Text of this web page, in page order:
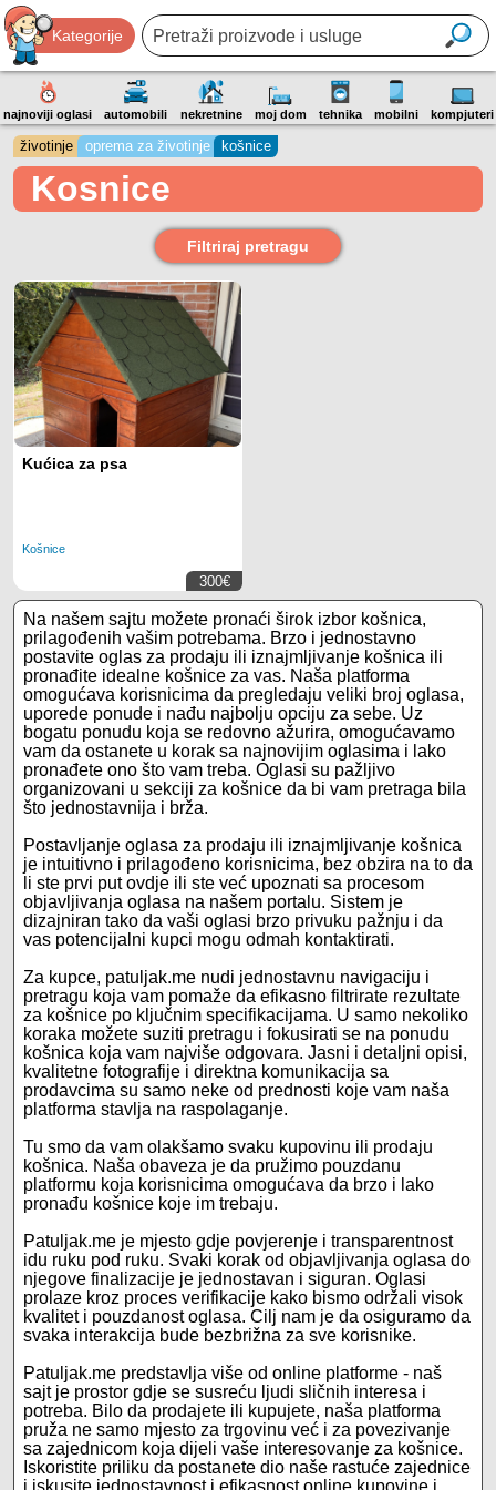
Kategorije
najnoviji oglasi automobili nekretnine moj dom tehnika mobilni kompjuteri
životinje oprema za životinje košnice
Kosnice
Filtriraj pretragu
Kućica za psa
Košnice
300€
Na našem sajtu možete pronaći širok izbor košnica,
prilagođenih vašim potrebama. Brzo i jednostavno
postavite oglas za prodaju ili iznajmljivanje košnica ili
pronađite idealne košnice za vas. Naša platforma
omogućava korisnicima da pregledaju veliki broj oglasa,
uporede ponude i nađu najbolju opciju za sebe. Uz
bogatu ponudu koja se redovno ažurira, omogućavamo
vam da ostanete u korak sa najnovijim oglasima i lako
pronađete ono što vam treba. Oglasi su pažljivo
organizovani u sekciji za košnice da bi vam pretraga bila
što jednostavnija i brža.
Postavljanje oglasa za prodaju ili iznajmljivanje košnica
je intuitivno i prilagođeno korisnicima, bez obzira na to da
li ste prvi put ovdje ili ste već upoznati sa procesom
objavljivanja oglasa na našem portalu. Sistem je
dizajniran tako da vaši oglasi brzo privuku pažnju i da
vas potencijalni kupci mogu odmah kontaktirati.
Za kupce, patuljak.me nudi jednostavnu navigaciju i
pretragu koja vam pomaže da efikasno filtrirate rezultate
za košnice po ključnim specifikacijama. U samo nekoliko
koraka možete suziti pretragu i fokusirati se na ponudu
košnica koja vam najviše odgovara. Jasni i detaljni opisi,
kvalitetne fotografije i direktna komunikacija sa
prodavcima su samo neke od prednosti koje vam naša
platforma stavlja na raspolaganje.
Tu smo da vam olakšamo svaku kupovinu ili prodaju
košnica. Naša obaveza je da pružimo pouzdanu
platformu koja korisnicima omogućava da brzo i lako
pronađu košnice koje im trebaju.
Patuljak.me je mjesto gdje povjerenje i transparentnost
idu ruku pod ruku. Svaki korak od objavljivanja oglasa do
njegove finalizacije je jednostavan i siguran. Oglasi
prolaze kroz proces verifikacije kako bismo održali visok
kvalitet i pouzdanost oglasa. Cilj nam je da osiguramo da
svaka interakcija bude bezbrižna za sve korisnike.
Patuljak.me predstavlja više od online platforme - naš
sajt je prostor gdje se susreću ljudi sličnih interesa i
potreba. Bilo da prodajete ili kupujete, naša platforma
pruža ne samo mjesto za trgovinu već i za povezivanje
sa zajednicom koja dijeli vaše interesovanje za košnice.
Iskoristite priliku da postanete dio naše rastuće zajednice
i iskusite jednostavnost i efikasnost online kupovine i